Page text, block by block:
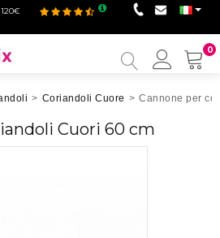
0
mio
> Coriandoli Cuore > Cannone per
Cuori 60 cm